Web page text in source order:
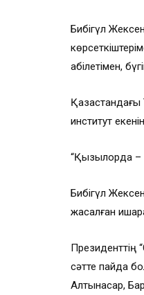
Бибігүл
қабілетімен,
Қазақстандағы
институт
“Қызылорда –
Бибігүл
жасалған
Президенттің
сәтте пайда
Алтынасар,